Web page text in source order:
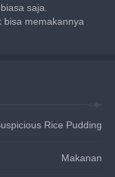
saja.
bisa memakannya
Rice Pudding
Makanan